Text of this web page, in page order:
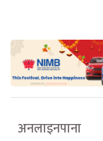
अनलाइनपाना